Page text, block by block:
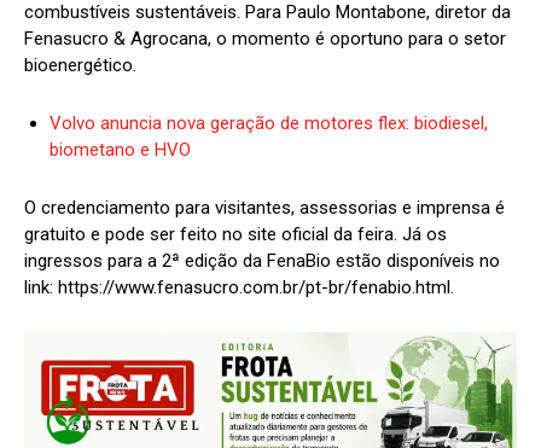
combustíveis sustentáveis. Para Paulo Montabone, diretor da
Fenasucro & Agrocana, o momento é oportuno para o setor
bioenergético.
Volvo anuncia nova geração de motores flex: biodiesel,
biometano e HVO
O credenciamento para visitantes, assessorias e imprensa é
gratuito e pode ser feito no site oficial da feira. Já os
ingressos para a 2ª edição da FenaBio estão disponíveis no
link: https://www.fenasucro.com.br/pt-br/fenabio.html.